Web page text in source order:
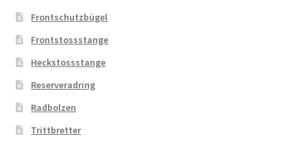
Frontschutzbügel
Frontstossstange
Heckstossstange
Reserveradring
Radbolzen
Trittbretter